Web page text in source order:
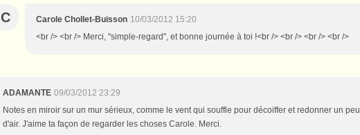
C Carole Chollet-Buisson 10/03/2012 15:20
<br /> <br /> Merci, "simple-regard", et bonne journée à toi !<br /> <br /> <br /> <br />
ADAMANTE 09/03/2012 23:29
Notes en miroir sur un mur sérieux, comme le vent qui souffle pour décoiffer et redonner un peu
d'air. J'aime ta façon de regarder les choses Carole. Merci.